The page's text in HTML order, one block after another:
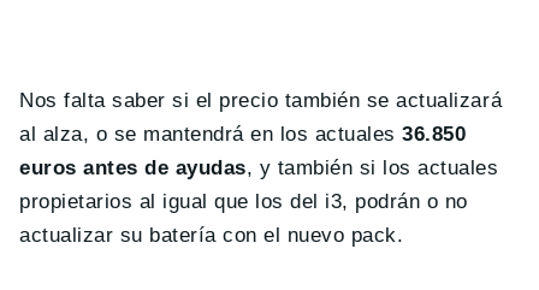
Nos falta saber si el precio también se actualizará
al alza, o se mantendrá en los actuales36.850
euros antes de ayudas, y también si los actuales
propietarios al igual que los del i3, podrán o no
actualizar su batería con el nuevo pack.